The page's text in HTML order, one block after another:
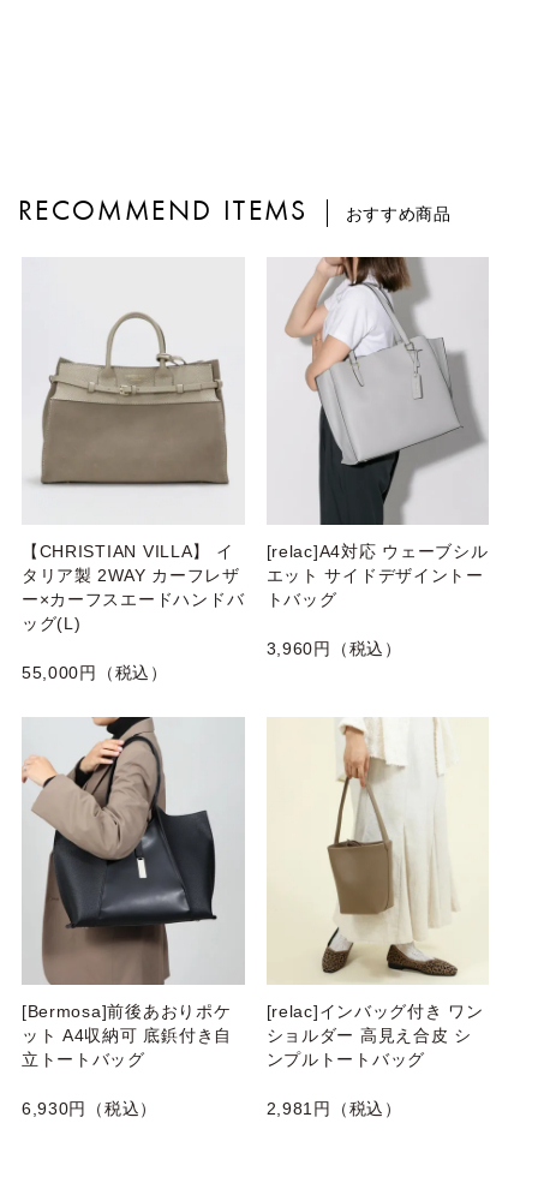
RECOMMEND ITEMS おすすめ商品
【CHRISTIAN VILLA】 イ
タリア製 2WAY カーフレザ
ー×カーフスエードハンドバ
ッグ(L)
55,000円（税込）
[Bermosa]前後あおりポケ
ット A4収納可 底鋲付き自
立トートバッグ
6,930円（税込）
[relac]A4対応 ウェーブシル
エット サイドデザイントー
トバッグ
3,960円（税込）
[relac]インバッグ付き ワン
ショルダー 高見え合皮 シ
ンプルトートバッグ
2,981円（税込）